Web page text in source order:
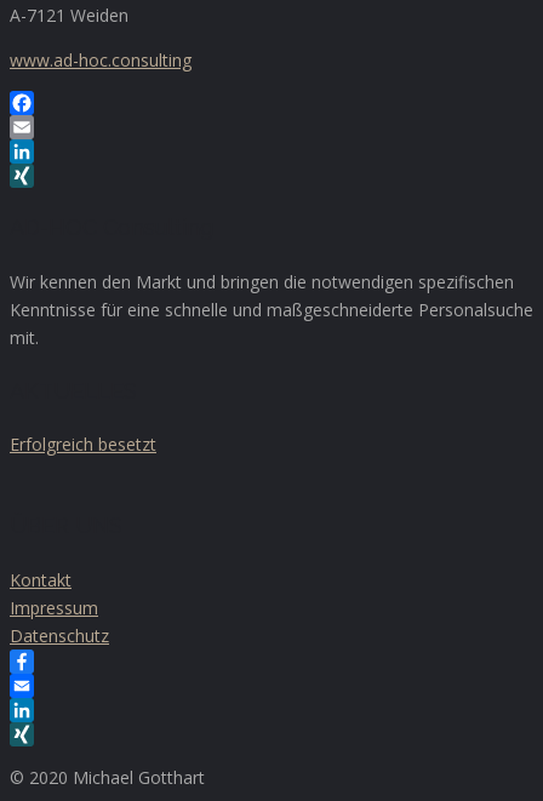
A-7121 Weiden
www.ad-hoc.consulting
Facebook
Email
LinkedIn
Wir kennen den Markt und bringen die notwendigen spezifischen
Kenntnisse für eine schnelle und maßgeschneiderte Personalsuche
mit.
Erfolgreich besetzt
Kontakt
Impressum
Datenschutz
Facebook
Email
LinkedIn
© 2020 Michael Gotthart